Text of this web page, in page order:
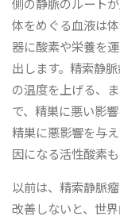
体をめぐる血液は
器に酸素や栄養を
出します。精索静
の温度を上げる、
で、精巣に悪い影
精巣に悪影響を与
因になる活性酸素
以前は、精索静脈
改善しないと、世